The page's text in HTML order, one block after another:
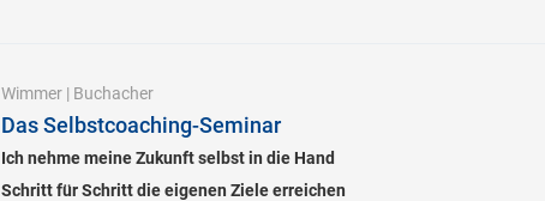
Wimmer| Buchacher
Das Selbstcoaching-Seminar
Ich nehme meine Zukunft selbst in die Hand
Schritt für Schritt die eigenen Ziele erreichen